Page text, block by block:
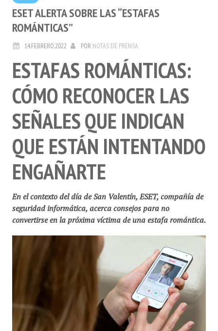
ESET ALERTA SOBRE LAS “ESTAFAS
ROMÁNTICAS”
ESTAFAS ROMÁNTICAS:
CÓMO RECONOCER LAS
SEÑALES QUE INDICAN
QUE ESTÁN INTENTANDO
ENGAÑARTE
En el contexto del día de San Valentín, ESET, compañía de
seguridad informática, acerca consejos para no
convertirse en la próxima víctima de una estafa romántica.